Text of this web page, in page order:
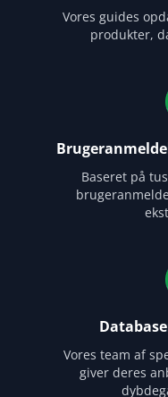
Vores guides
produkter,
Baseret på
Vores team af
giver deres